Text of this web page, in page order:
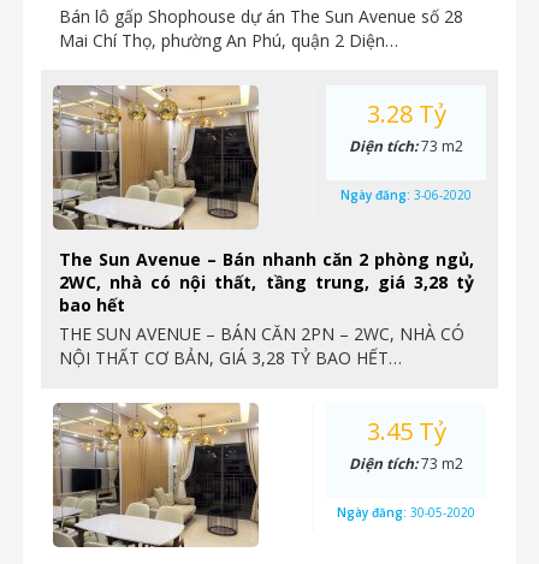
Bán lô gấp Shophouse dự án The Sun Avenue số 28
Mai Chí Thọ, phường An Phú, quận 2 Diện…
The Sun Avenue – Bán nhanh căn 2 phòng ngủ,
2WC, nhà có nội thất, tầng trung, giá 3,28 tỷ
bao hết
THE SUN AVENUE – BÁN CĂN 2PN – 2WC, NHÀ CÓ
NỘI THẤT CƠ BẢN, GIÁ 3,28 TỶ BAO HẾT…
3.28 Tỷ
Diện tích:73 m2
Ngày đăng: 3-06-2020
3.45 Tỷ
Diện tích:73 m2
Ngày đăng: 30-05-2020